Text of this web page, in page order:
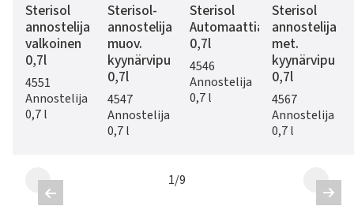
Sterisol
annostelija
valkoinen
0,7l
4551
Annostelija
0,7 l
Sterisol-
annostelija
muov.
kyynärvipu
0,7l
4547
Annostelija
0,7 l
Sterisol
Automaattiannostelija
0,7l
4546
Annostelija
0,7 l
Sterisol
annostelija
met.
kyynärvipu
0,7l
4567
Annostelija
0,7 l

1/9
